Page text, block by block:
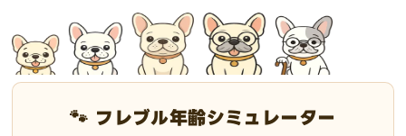
🐾 フレブル年齢シミュレーター